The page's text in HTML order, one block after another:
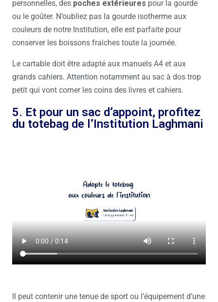
personnelles, des poches extérieures pour la gourde
ou le goûter. N’oubliez pas la gourde isotherme aux
couleurs de notre Institution, elle est parfaite pour
conserver les boissons fraiches toute la journée.
Le cartable doit être adapté aux manuels A4 et aux
grands cahiers. Attention notamment au sac à dos trop
petit qui vont corner les coins des livres et cahiers.
5. Et pour un sac d’appoint, profitez
du totebag de l’Institution Laghmani
Il peut contenir une tenue de sport ou l’équipement d’une